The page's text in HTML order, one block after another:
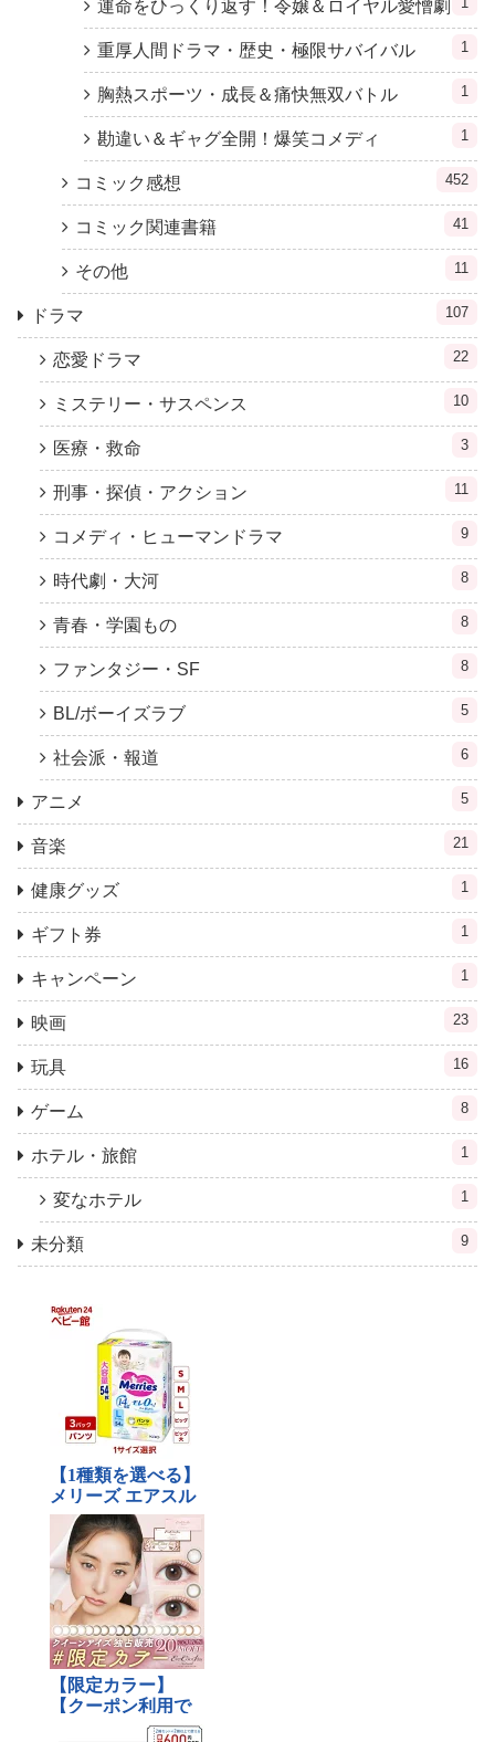
運命をひっくり返す！令嬢＆ロイヤル愛憎劇
重厚人間ドラマ・歴史・極限サバイバル 1
胸熱スポーツ・成長＆痛快無双バトル 1
勘違い＆ギャグ全開！爆笑コメディ 1
コミック感想 452
コミック関連書籍 41
その他 11
ドラマ 107
恋愛ドラマ 22
ミステリー・サスペンス 10
医療・救命 3
刑事・探偵・アクション 11
コメディ・ヒューマンドラマ 9
時代劇・大河 8
青春・学園もの 8
ファンタジー・SF 8
BL/ボーイズラブ 5
社会派・報道 6
アニメ 5
音楽 21
健康グッズ 1
ギフト券 1
キャンペーン 1
映画 23
玩具 16
ゲーム 8
ホテル・旅館 1
変なホテル 1
未分類 9